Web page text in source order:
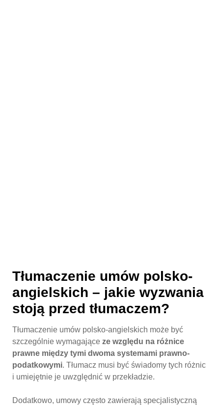
Tłumaczenie umów polsko-
angielskich – jakie wyzwania
stoją przed tłumaczem?
Tłumaczenie umów polsko-angielskich może być
szczególnie wymagające ze względu na różnice
prawne między tymi dwoma systemami prawno-
podatkowymi. Tłumacz musi być świadomy tych różnic
i umiejętnie je uwzględnić w przekładzie.
Dodatkowo, umowy często zawierają specjalistyczną